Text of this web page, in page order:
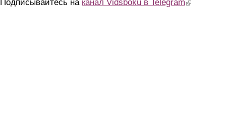
Подписывайтесь на канал Vidsboku в Telegram